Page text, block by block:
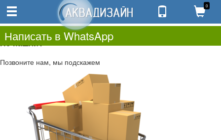
0.00
0
Не нашли?
Позвоните нам, мы подскажем
0
Написать в WhatsApp